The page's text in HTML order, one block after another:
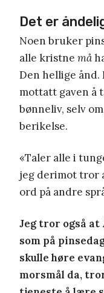
Det er
Noen bruker
alle kristne må
Den hellige ånd.
mottatt gaven å
bønneliv, selv
berikelse.
«Taler alle i
jeg derimot tror
ord på andre
Jeg tror også at
som på
skulle høre
morsmål da,